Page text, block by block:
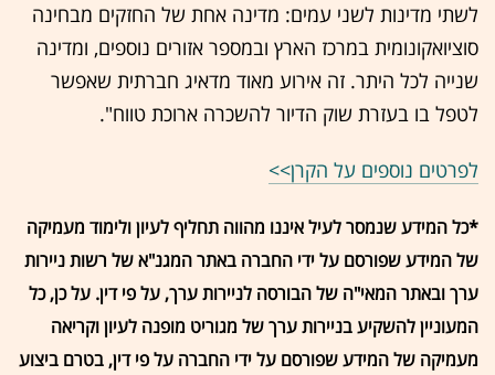
לשתי מדינות לשני עמים: מדינה אחת של החזקים מבחינה
סוציואקונומית במרכז הארץ ובמספר אזורים נוספים, ומדינה
שנייה לכל היתר. זה אירוע מאוד מדאיג חברתית שאפשר
לטפל בו בעזרת שוק הדיור להשכרה ארוכת טווח".
לפרטים נוספים על הקרן>>
*כל המידע שנמסר לעיל איננו מהווה תחליף לעיון ולימוד מעמיקה
של המידע שפורסם על ידי החברה באתר המגנ"א של רשות ניירות
ערך ובאתר המאי"ה של הבורסה לניירות ערך, על פי דין. על כן, כל
המעוניין להשקיע בניירות ערך של מגוריט מופנה לעיון וקריאה
מעמיקה של המידע שפורסם על ידי החברה על פי דין, בטרם ביצוע